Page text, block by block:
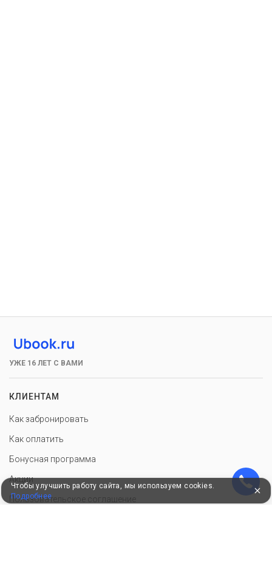
УЖЕ 16 ЛЕТ С ВАМИ
КЛИЕНТАМ
Как забронировать
Как оплатить
Бонусная программа
Акции
Пользовательское соглашение
Чтобы улучшить работу сайта, мы используем cookies.
Подробнее